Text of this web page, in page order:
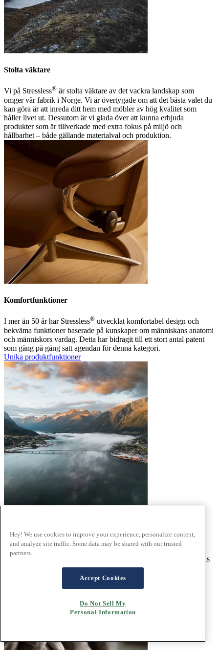
Stolta väktare
Vi på Stressless® är stolta väktare av det vackra landskap som
omger vår fabrik i Norge. Vi är övertygade om att det bästa valet du
kan göra är att inreda ditt hem med möbler av hög kvalitet som
håller livet ut. Dessutom är vi glada över att kunna erbjuda
produkter som är tillverkade med extra fokus på miljö och
hållbarhet – både gällande materialval och produktion.
Komfortfunktioner
I mer än 50 år har Stressless® utvecklat komfortabel design och
bekväma funktioner baserade på kunskaper om människans anatomi
och människors vardag. Detta har bidragit till ett stort antal patent
som gång på gång satt agendan för denna kategori.
Unika produktfunktioner
Norsk design definieras av samma känsla för funktion och
kvalitetsmaterial som den nordiska designtraditionen i stort, men
längs fjordarna har vår estetiska känsla påverkats starkt av naturens
magnifika skönhet.
Hey! We use cookies to improve your experience, personalize content,
and analyze site traffic. Some data may be shared with our trusted
partners.
Accept Cookies
Do Not Sell My
Personal Information